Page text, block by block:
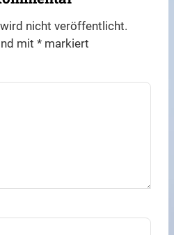
nicht veröffentlicht.
mit* markiert